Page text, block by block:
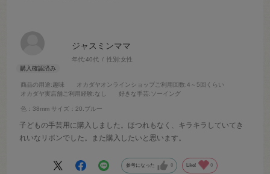
ジャスミンママ
年代:40代 性別:女性
商品の用途:趣味 オカダヤオンラインショップご利用回数:4～5回くらい
オカダヤ実店舗ご利用経験:なし 好きな手芸:ソーイング
色：38mm サイズ：20.ブルー
子どもの手芸用に購入しました。ほつれもなく、キラキラしていてき
れいなリボンでした。また購入したいと思います。
参考になった 0 Like! 0